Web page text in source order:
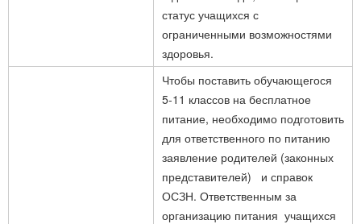
статус учащихся с
ограниченными возможностями
здоровья.
Чтобы поставить обучающегося
5-11 классов на бесплатное
питание, необходимо подготовить
для ответственного по питанию
заявление родителей (законных
представителей) и справок
ОСЗН. Ответственным за
организацию питания учащихся